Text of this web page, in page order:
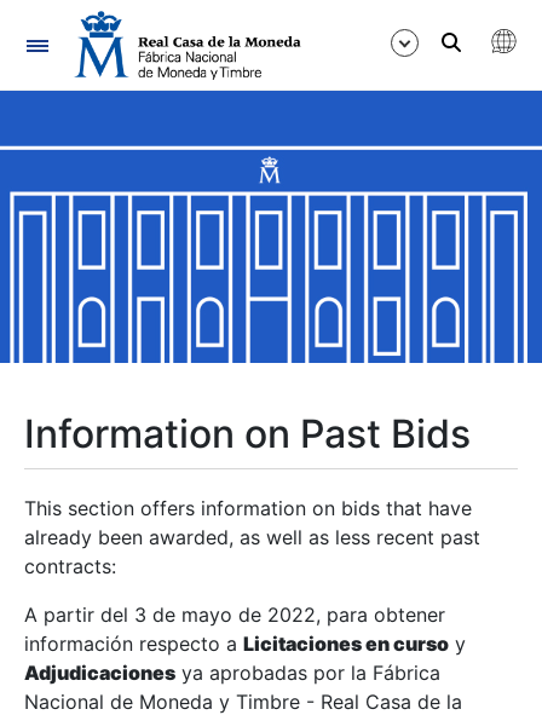
Navigation
Show/Hide
Show/Hide
Show/Hide
Show/Hide
Show/Hide
Information on Past Bids
This section offers information on bids that have
already been awarded, as well as less recent past
contracts:
A partir del 3 de mayo de 2022, para obtener
información respecto a Licitaciones en curso y
Adjudicaciones ya aprobadas por la Fábrica
Nacional de Moneda y Timbre - Real Casa de la